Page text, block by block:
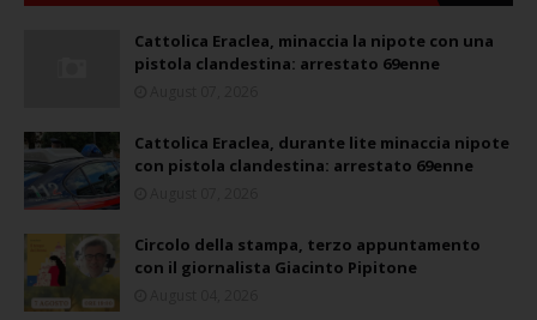
Cattolica Eraclea, minaccia la nipote con una
pistola clandestina: arrestato 69enne
Cattolica Eraclea, durante lite minaccia nipote
con pistola clandestina: arrestato 69enne
Circolo della stampa, terzo appuntamento
con il giornalista Giacinto Pipitone